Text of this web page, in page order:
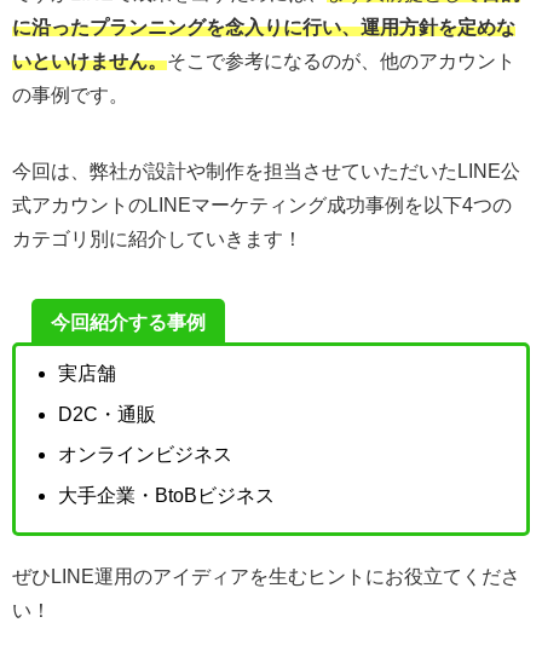
に沿ったプランニングを念入りに行い、運用方針を定めな
いといけません。そこで参考になるのが、他のアカウント
の事例です。
今回は、弊社が設計や制作を担当させていただいたLINE公
式アカウントのLINEマーケティング成功事例を以下4つの
カテゴリ別に紹介していきます！
今回紹介する事例
実店舗
D2C・通販
オンラインビジネス
大手企業・BtoBビジネス
ぜひLINE運用のアイディアを生むヒントにお役立てくださ
い！